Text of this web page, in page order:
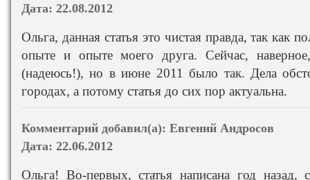
Дата: 22.08.2012
Ольга, данная статья это чистая правда, так как
опыте и опыте моего друга. Сейчас,
(надеюсь!), но в июне 2011 было так. Дела
городах, а потому статья до сих пор актуальна.
Комментарий добавил(а): Евгений Андросов
Дата: 22.06.2012
Ольга! Во-первых, статья написана год